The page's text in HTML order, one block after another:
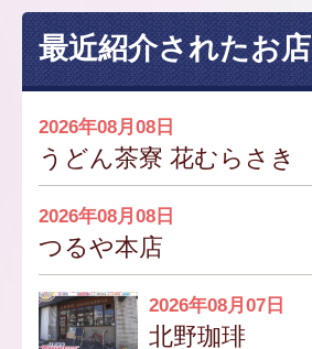
最近紹介されたお店
2026年08月08日
うどん茶寮 花むらさき
2026年08月08日
つるや本店
2026年08月07日
北野珈琲